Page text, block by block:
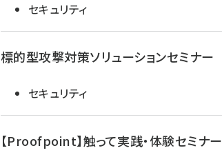
セキュリティ
標的型攻撃対策ソリューションセミナー
セキュリティ
【Proofpoint】触って実践・体験セミナー